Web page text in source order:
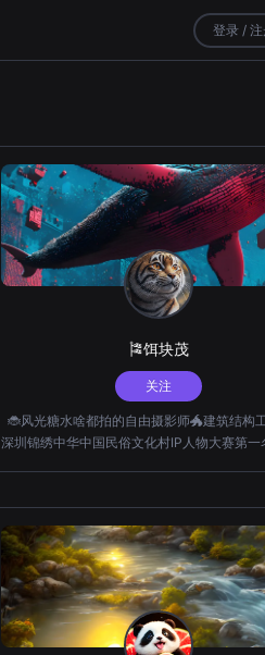
登录 /
🎏饵块茂
关注
🐞风光糖水啥都拍的自由摄影师🐲建筑结构
深圳锦绣中华中国民俗文化村IP人物大赛第一